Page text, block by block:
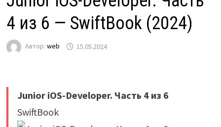
4 из 6 — SwiftBook (2024)
Автор: web 15.05.2024
Junior iOS-Developer. Часть 4 из 6
SwiftBook